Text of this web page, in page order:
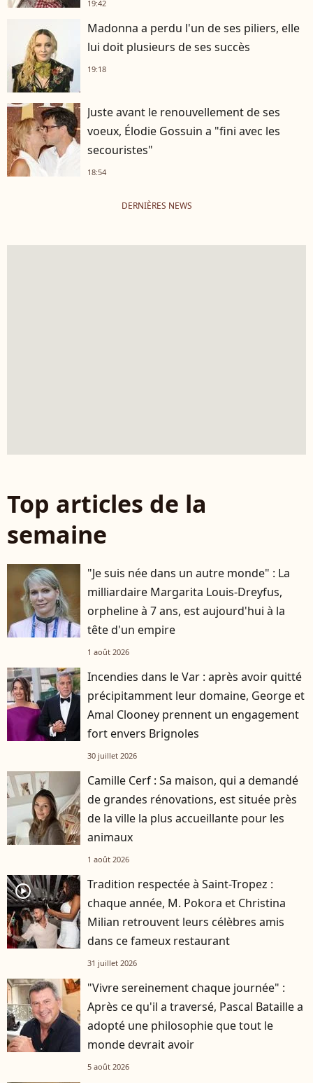
19:42
Madonna a perdu l'un de ses piliers, elle
lui doit plusieurs de ses succès
19:18
Juste avant le renouvellement de ses
voeux, Élodie Gossuin a "fini avec les
secouristes"
18:54
DERNIÈRES NEWS
Top articles de la
semaine
"Je suis née dans un autre monde" : La
milliardaire Margarita Louis-Dreyfus,
orpheline à 7 ans, est aujourd'hui à la
tête d'un empire
1 août 2026
Incendies dans le Var : après avoir quitté
précipitamment leur domaine, George et
Amal Clooney prennent un engagement
fort envers Brignoles
30 juillet 2026
Camille Cerf : Sa maison, qui a demandé
de grandes rénovations, est située près
de la ville la plus accueillante pour les
animaux
1 août 2026
player2
Tradition respectée à Saint-Tropez :
chaque année, M. Pokora et Christina
Milian retrouvent leurs célèbres amis
dans ce fameux restaurant
31 juillet 2026
"Vivre sereinement chaque journée" :
Après ce qu'il a traversé, Pascal Bataille a
adopté une philosophie que tout le
monde devrait avoir
5 août 2026